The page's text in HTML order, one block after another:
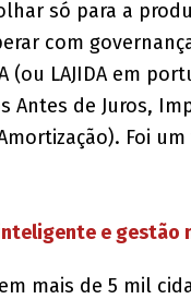
só para a
com
(ou LAJIDA em
Antes de Juros,
Foi
e gestão
mais de 5 mil